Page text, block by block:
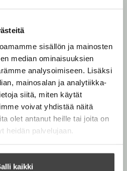
sisällön ja mainosten
median ominaisuuksien
analysoimiseen. Lisäksi
mainosalan ja analytiikka-
siitä, miten käytät
voivat yhdistää näitä
olet antanut heille tai joita on
heidän palvelujaan.
kaikki